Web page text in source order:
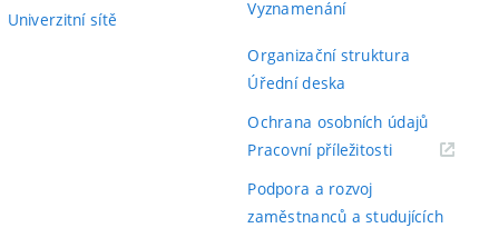
Univerzitní sítě
Vyznamenání
Organizační struktura
Úřední deska
Ochrana osobních údajů
Pracovní příležitosti(externí
Podpora a rozvoj
zaměstnanců a studujících